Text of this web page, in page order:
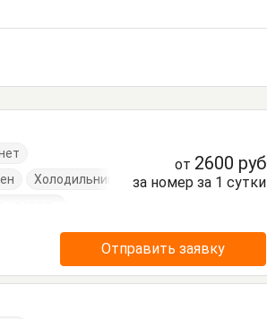
Холодильник
кровать
Стол
от 2600 руб
за номер за 1 сутки
Отправить заявку